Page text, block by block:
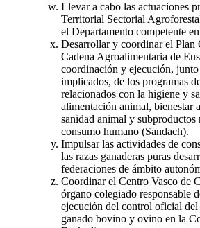
Llevar a cabo las actuaciones
Territorial Sectorial
el Departamento competente
Desarrollar y coordinar el
Cadena Agroalimentaria de
coordinación y ejecución,
implicados, de los programas
relacionados con la higiene y
alimentación animal, bienestar
sanidad animal y subproductos
consumo humano (Sandach).
Impulsar las actividades de
las razas ganaderas puras
federaciones de ámbito
Coordinar el Centro Vasco de
órgano colegiado responsable
ejecución del control oficial
ganado bovino y ovino en la